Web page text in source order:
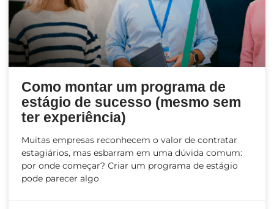
Como montar um programa de
estágio de sucesso (mesmo sem
ter experiência)
Muitas empresas reconhecem o valor de contratar
estagiários, mas esbarram em uma dúvida comum:
por onde começar? Criar um programa de estágio
pode parecer algo